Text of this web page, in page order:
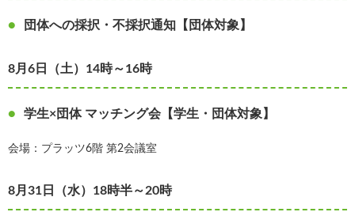
団体への採択・不採択通知【団体対象】
8月6日（土）14時～16時
学生×団体 マッチング会【学生・団体対象】
会場：プラッツ6階 第2会議室
8月31日（水）18時半～20時